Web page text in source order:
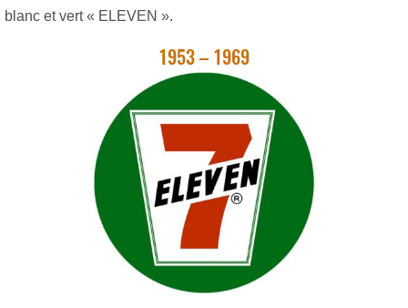
blanc et vert « ELEVEN ».
1953 – 1969